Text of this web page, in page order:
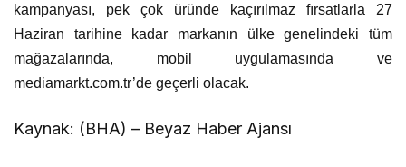
kampanyası, pek çok üründe kaçırılmaz fırsatlarla 27
Haziran tarihine kadar markanın ülke genelindeki tüm
mağazalarında, mobil uygulamasında ve
mediamarkt.com.tr’de geçerli olacak.
Kaynak: (BHA) – Beyaz Haber Ajansı